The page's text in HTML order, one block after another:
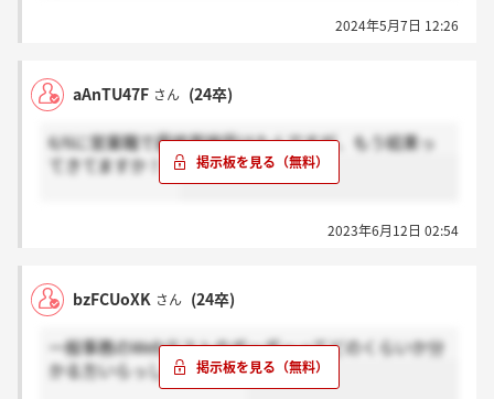
どの部門で働きたいか（4輪車、2輪車など）
他社の選考状況
2024年5月7日 12:26
aAnTU47F さん (24卒)
6/6に営業職で最終面接受けたんですが、もう結果っ
てきてますか！？
2023年6月12日 02:54
bzFCUoXK さん (24卒)
一般事務のWebテストのボーダーってどのくらいか分
かる方いらっしゃいますか